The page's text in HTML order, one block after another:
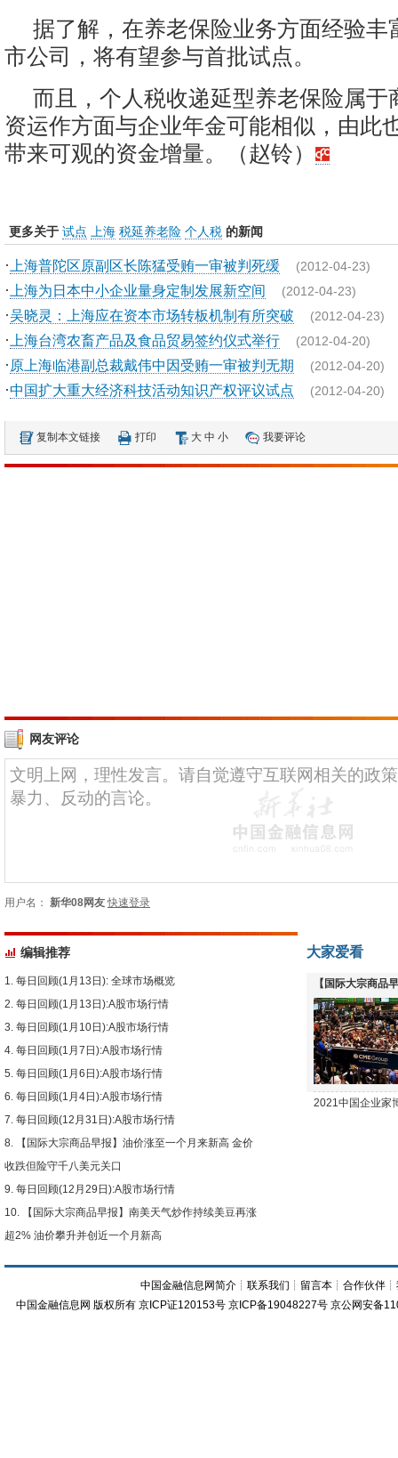
据了解，在养老保险业务方面经验丰
市公司，将有望参与首批试点。
而且，个人税收递延型养老保险属于
资运作方面与企业年金可能相似，由此
带来可观的资金增量。（赵铃）
更多关于 试点 上海 税延养老险 个人税 的新闻
· 上海普陀区原副区长陈猛受贿一审被判死缓 (2012-04-23)
· 上海为日本中小企业量身定制发展新空间 (2012-04-23)
·吴晓灵：上海应在资本市场转板机制有所突破 (2012-04-23)
· 上海台湾农畜产品及食品贸易签约仪式举行 (2012-04-20)
· 原上海临港副总裁戴伟中因受贿一审被判无期 (2012-04-20)
·中国扩大重大经济科技活动知识产权评议试点 (2012-04-20)
复制本文链接 打印 大 中 小 我要评论
网友评论
用户名： 新华08网友 快速登录
编辑推荐
每日回顾(1月13日): 全球市场概览
每日回顾(1月13日):A股市场行情
每日回顾(1月10日):A股市场行情
每日回顾(1月7日):A股市场行情
每日回顾(1月6日):A股市场行情
每日回顾(1月4日):A股市场行情
每日回顾(12月31日):A股市场行情
【国际大宗商品早报】油价涨至一个月来新高 金价
收跌但险守千八美元关口
每日回顾(12月29日):A股市场行情
【国际大宗商品早报】南美天气炒作持续美豆再涨
超2% 油价攀升并创近一个月新高
大家爱看
【国际大宗商品
下跌
2021中国企业家
中国金融信息网简介 ┊联系我们 ┊ 留言本 ┊合作伙伴 ┊
中国金融信息网 版权所有 京ICP证120153号 京ICP备19048227号 京公网安备